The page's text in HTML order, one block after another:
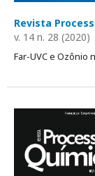
Revista
v. 14 n. 28 (2020)
Far-UVC e Ozônio